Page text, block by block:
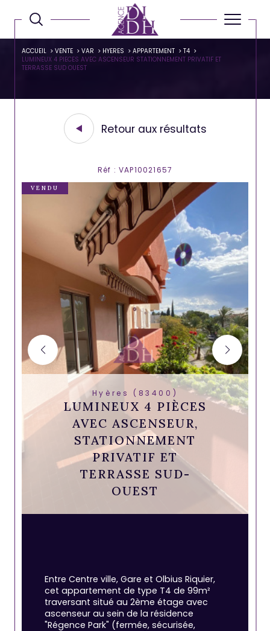
ACCUEIL VENTE VAR HYERES APPARTEMENT
T4
LUMINEUX 4 PIECES AVEC ASCENSEUR STATIONNEMENT PRIVATIF ET
TERRASSE SUD OUEST
Retour aux résultats
Réf : VAP10021657
VENDU
Hyères (83400)
LUMINEUX 4 PIÈCES
AVEC ASCENSEUR,
STATIONNEMENT
PRIVATIF ET
TERRASSE SUD-
OUEST
Entre Centre ville, Gare et Olbius Riquier,
cet appartement de type T4 de 99m²
traversant situé au 2ème étage avec
ascenseur au sein de la résidence
"Régence Park" (fermée, sécurisée,